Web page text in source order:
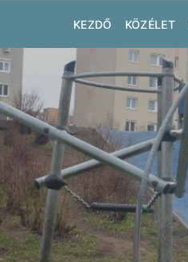
KEZDŐ KÖZÉLET